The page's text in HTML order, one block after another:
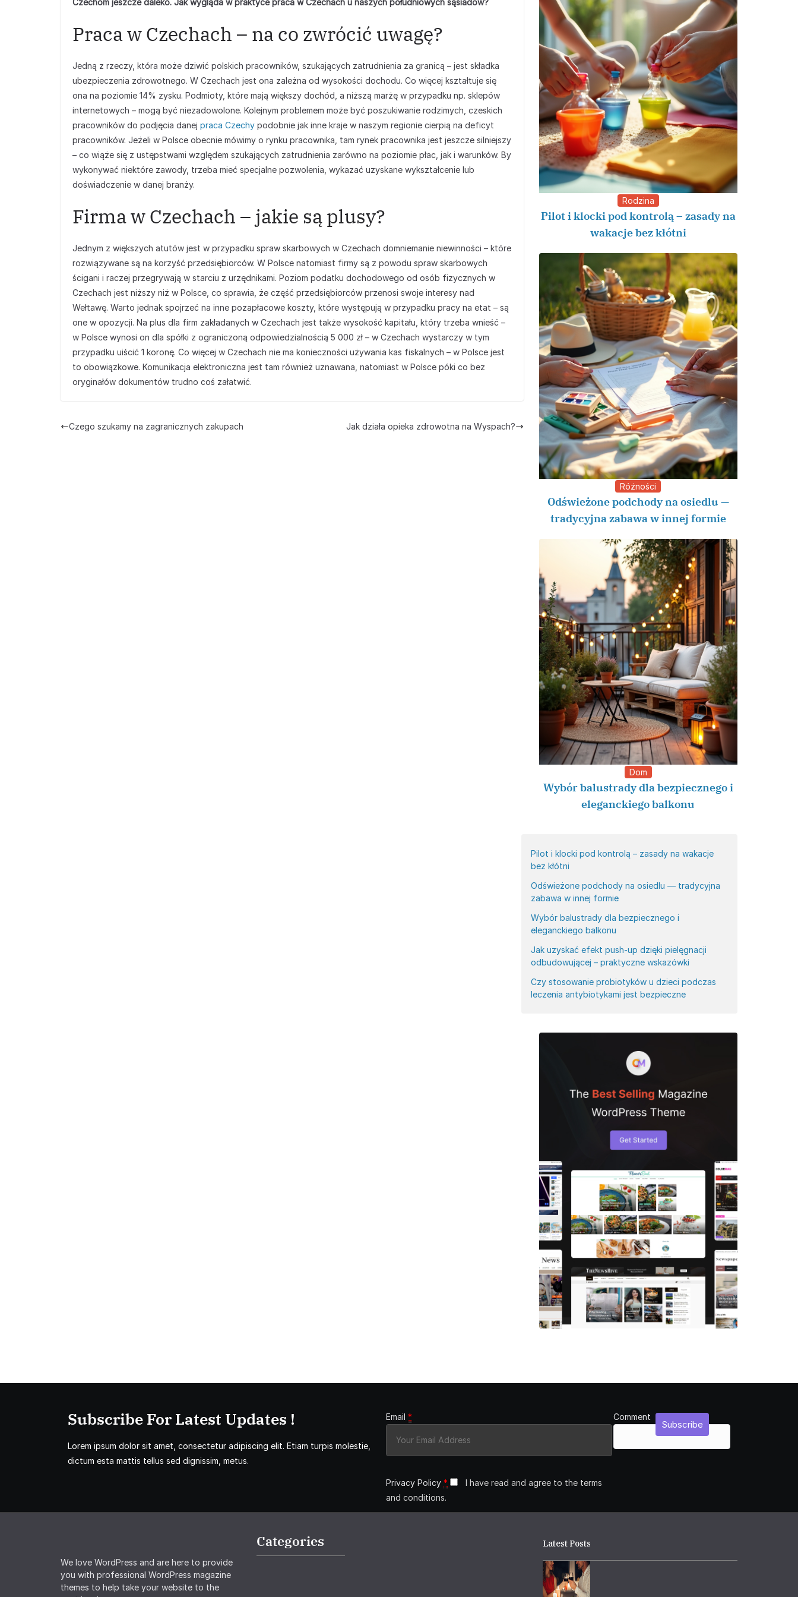
Czechom jeszcze daleko. Jak wygląda w praktyce praca w Czechach u naszych południowych sąsiadów?
Praca w Czechach – na co zwrócić uwagę?
Jedną z rzeczy, która może dziwić polskich pracowników, szukających zatrudnienia za granicą – jest składka
ubezpieczenia zdrowotnego. W Czechach jest ona zależna od wysokości dochodu. Co więcej kształtuje się
ona na poziomie 14% zysku. Podmioty, które mają większy dochód, a niższą marżę w przypadku np. sklepów
internetowych – mogą być niezadowolone. Kolejnym problemem może być poszukiwanie rodzimych, czeskich
pracowników do podjęcia danej praca Czechy podobnie jak inne kraje w naszym regionie cierpią na deficyt
pracowników. Jeżeli w Polsce obecnie mówimy o rynku pracownika, tam rynek pracownika jest jeszcze silniejszy
– co wiąże się z ustępstwami względem szukających zatrudnienia zarówno na poziomie płac, jak i warunków. By
wykonywać niektóre zawody, trzeba mieć specjalne pozwolenia, wykazać uzyskane wykształcenie lub
doświadczenie w danej branży.
Firma w Czechach – jakie są plusy?
Jednym z większych atutów jest w przypadku spraw skarbowych w Czechach domniemanie niewinności – które
rozwiązywane są na korzyść przedsiębiorców. W Polsce natomiast firmy są z powodu spraw skarbowych
ścigani i raczej przegrywają w starciu z urzędnikami. Poziom podatku dochodowego od osób fizycznych w
Czechach jest niższy niż w Polsce, co sprawia, że część przedsiębiorców przenosi swoje interesy nad
Wełtawę. Warto jednak spojrzeć na inne pozapłacowe koszty, które występują w przypadku pracy na etat – są
one w opozycji. Na plus dla firm zakładanych w Czechach jest także wysokość kapitału, który trzeba wnieść –
w Polsce wynosi on dla spółki z ograniczoną odpowiedzialnością 5 000 zł – w Czechach wystarczy w tym
przypadku uiścić 1 koronę. Co więcej w Czechach nie ma konieczności używania kas fiskalnych – w Polsce jest
to obowiązkowe. Komunikacja elektroniczna jest tam również uznawana, natomiast w Polsce póki co bez
oryginałów dokumentów trudno coś załatwić.
Czego szukamy na zagranicznych zakupach Jak działa opieka zdrowotna na Wyspach?
Rodzina
Pilot i klocki pod kontrolą – zasady na
wakacje bez kłótni
Różności
Odświeżone podchody na osiedlu —
tradycyjna zabawa w innej formie
Dom
Wybór balustrady dla bezpiecznego i
eleganckiego balkonu
Pilot i klocki pod kontrolą – zasady na wakacje
bez kłótni
Odświeżone podchody na osiedlu — tradycyjna
zabawa w innej formie
Wybór balustrady dla bezpiecznego i
eleganckiego balkonu
Jak uzyskać efekt push-up dzięki pielęgnacji
odbudowującej – praktyczne wskazówki
Czy stosowanie probiotyków u dzieci podczas
leczenia antybiotykami jest bezpieczne
Subscribe For Latest Updates !
Lorem ipsum dolor sit amet, consectetur adipiscing elit. Etiam turpis molestie,
dictum esta mattis tellus sed dignissim, metus.
Email *
Privacy Policy *
I have read and agree to the terms
and conditions.
Comment
Subscribe
We love WordPress and are here to provide
you with professional WordPress magazine
themes to help take your website to the
Categories Latest Posts